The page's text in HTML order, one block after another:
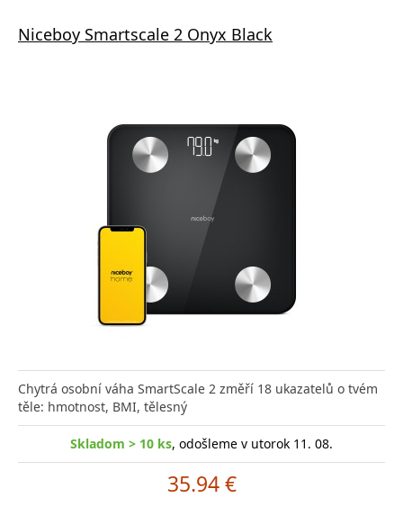
Niceboy Smartscale 2 Onyx Black
Chytrá osobní váha SmartScale 2 změří 18 ukazatelů o tvém
těle: hmotnost, BMI, tělesný
Skladom > 10 ks, odošleme v utorok 11. 08.
35.94 €